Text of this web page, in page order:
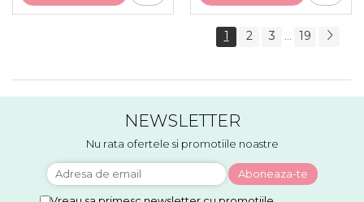
1 2 3 ... 19
NEWSLETTER
Nu rata ofertele si promotiile noastre